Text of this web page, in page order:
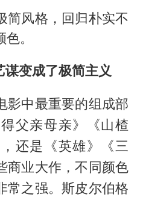
简风格，回归朴实不
。
谋变成了极简主义
影中最重要的组成部
父亲母亲》《山楂
还是《英雄》《三
商业大作，不同颜色
常之强。斯皮尔伯格